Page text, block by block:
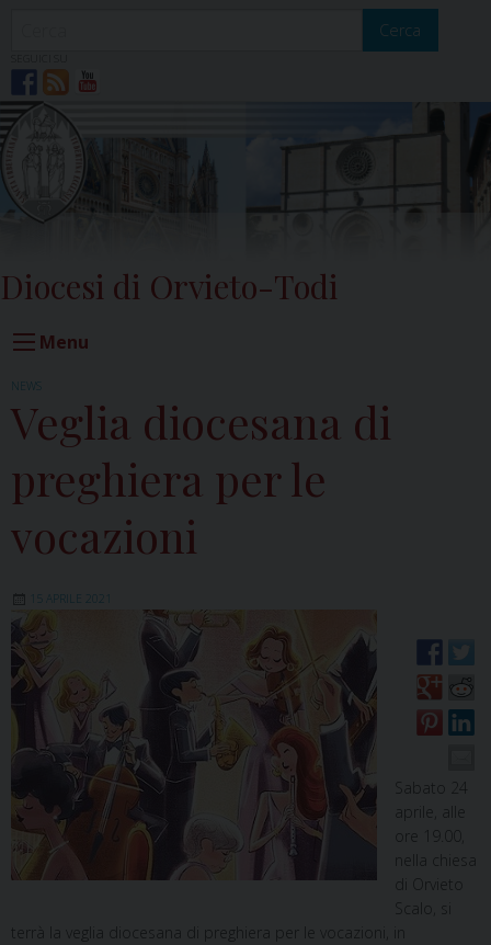
Cerca
Diocesi di Orvieto-Todi
Menu
NEWS
Veglia diocesana di
preghiera per le
vocazioni
15 APRILE 2021
Sabato 24
aprile, alle
ore 19.00,
nella chiesa
di Orvieto
Scalo, si
terrà la veglia diocesana di preghiera per le vocazioni, in